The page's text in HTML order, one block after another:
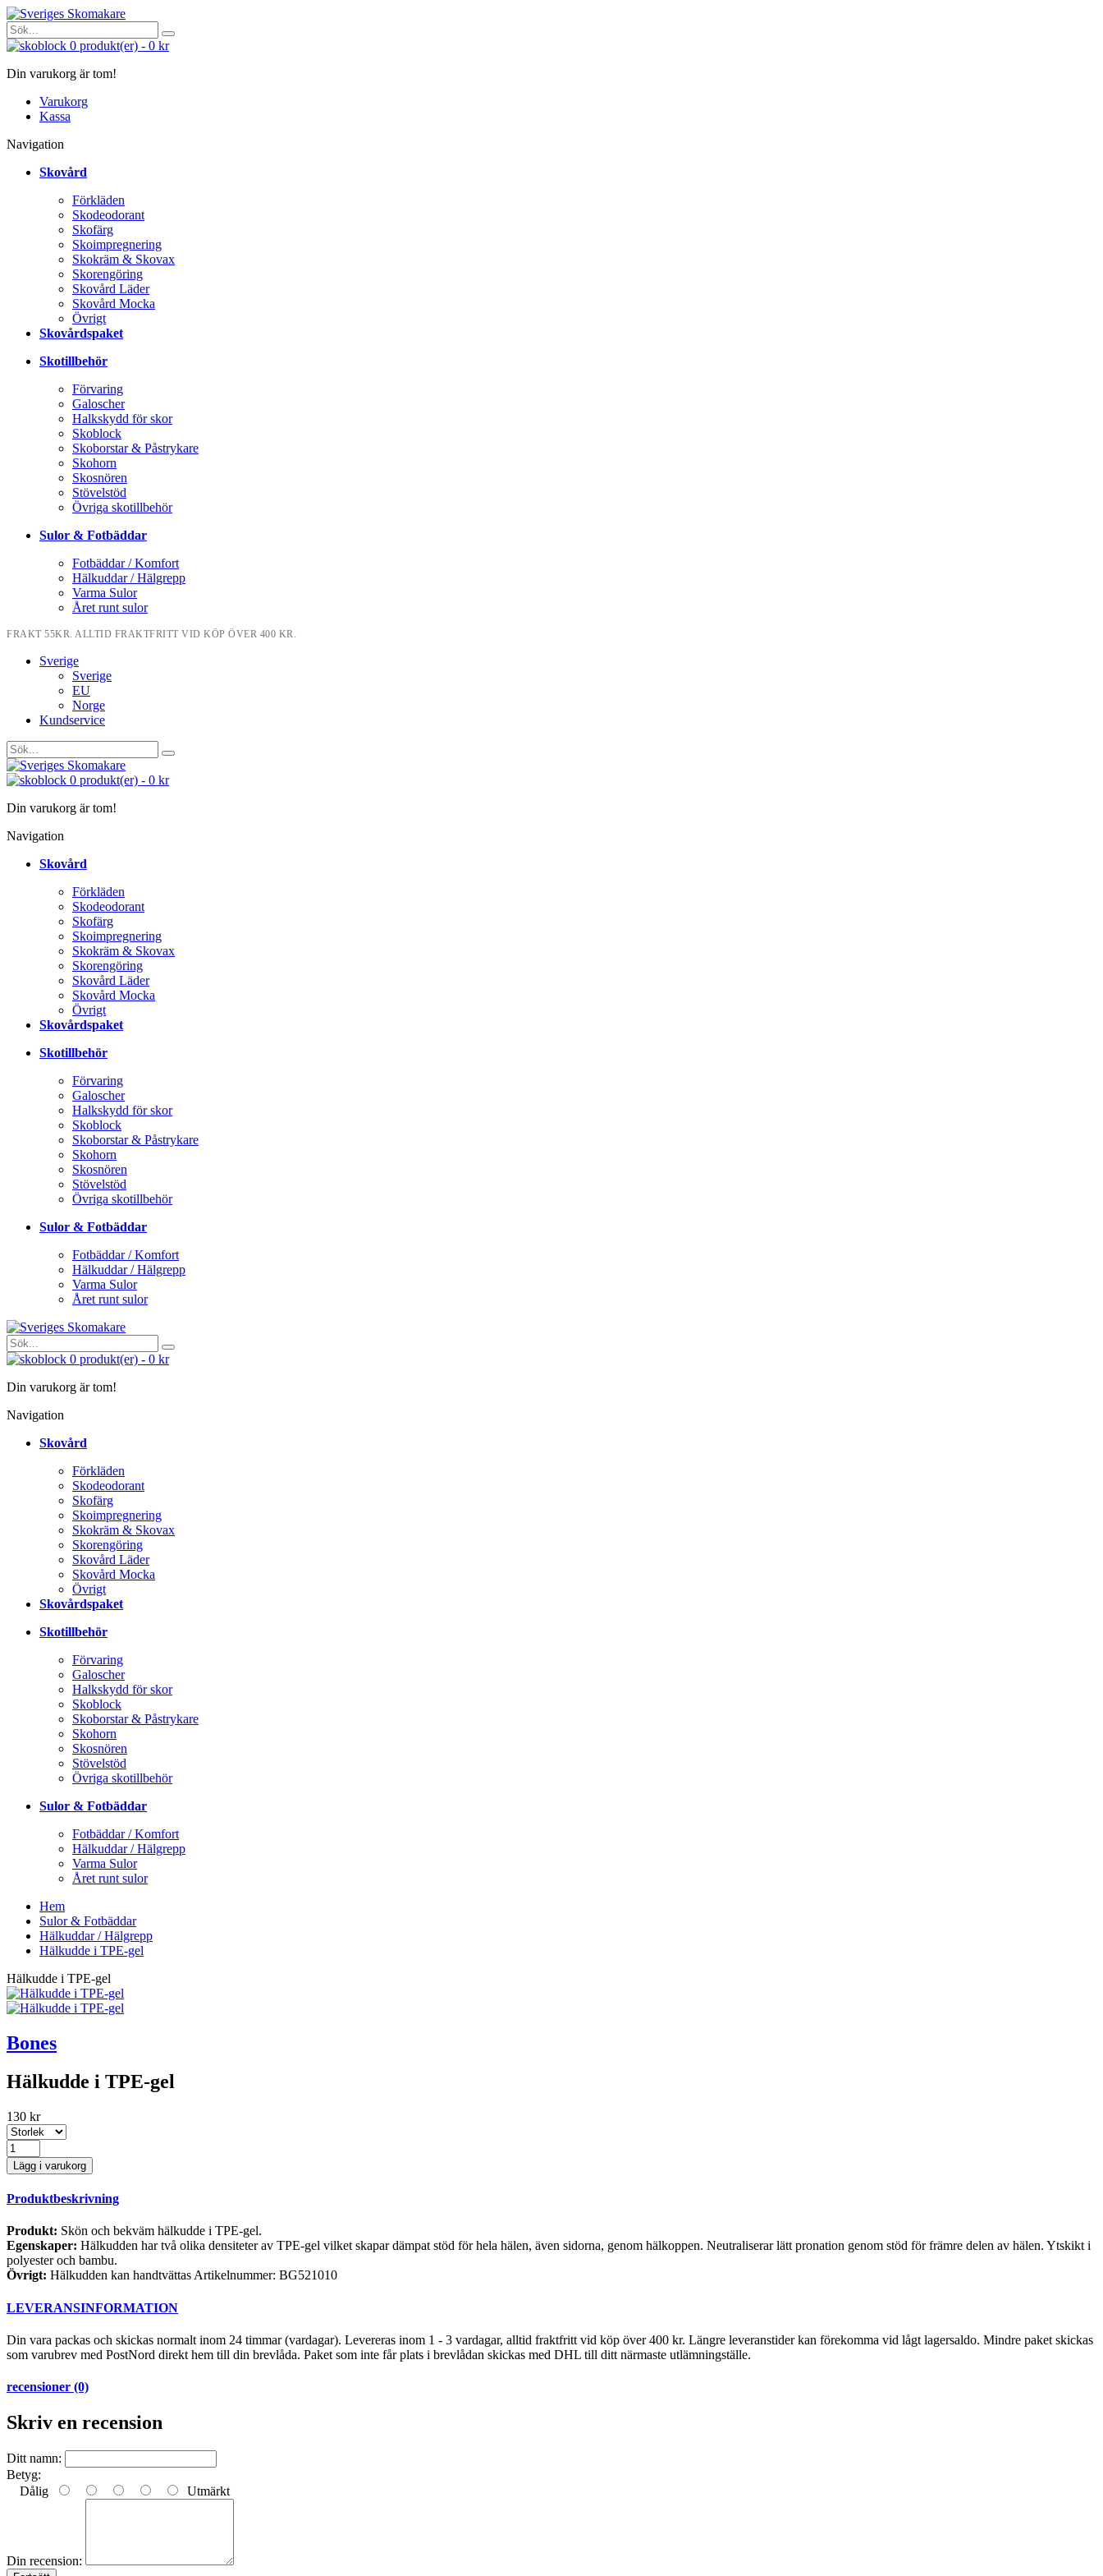
0 produkt(er) - 0 kr
Din varukorg är tom!
Varukorg
Kassa
Navigation
Skovård
Förkläden
Skodeodorant
Skofärg
Skoimpregnering
Skokräm & Skovax
Skorengöring
Skovård Läder
Skovård Mocka
Övrigt
Skovårdspaket
Skotillbehör
Förvaring
Galoscher
Halkskydd för skor
Skoblock
Skoborstar & Påstrykare
Skohorn
Skosnören
Stövelstöd
Övriga skotillbehör
Sulor & Fotbäddar
Fotbäddar / Komfort
Hälkuddar / Hälgrepp
Varma Sulor
Året runt sulor
FRAKT 55KR. ALLTID FRAKTFRITT VID KÖP ÖVER 400 KR.
Sverige
Sverige
EU
Norge
Kundservice
0 produkt(er) - 0 kr
Din varukorg är tom!
Navigation
Skovård
Förkläden
Skodeodorant
Skofärg
Skoimpregnering
Skokräm & Skovax
Skorengöring
Skovård Läder
Skovård Mocka
Övrigt
Skovårdspaket
Skotillbehör
Förvaring
Galoscher
Halkskydd för skor
Skoblock
Skoborstar & Påstrykare
Skohorn
Skosnören
Stövelstöd
Övriga skotillbehör
Sulor & Fotbäddar
Fotbäddar / Komfort
Hälkuddar / Hälgrepp
Varma Sulor
Året runt sulor
0 produkt(er) - 0 kr
Din varukorg är tom!
Navigation
Skovård
Förkläden
Skodeodorant
Skofärg
Skoimpregnering
Skokräm & Skovax
Skorengöring
Skovård Läder
Skovård Mocka
Övrigt
Skovårdspaket
Skotillbehör
Förvaring
Galoscher
Halkskydd för skor
Skoblock
Skoborstar & Påstrykare
Skohorn
Skosnören
Stövelstöd
Övriga skotillbehör
Sulor & Fotbäddar
Fotbäddar / Komfort
Hälkuddar / Hälgrepp
Varma Sulor
Året runt sulor
Hem
Sulor & Fotbäddar
Hälkuddar / Hälgrepp
Hälkudde i TPE-gel
Hälkudde i TPE-gel
Bones
Hälkudde i TPE-gel
130 kr
Produktbeskrivning
Produkt: Skön och bekväm hälkudde i TPE-gel.
Egenskaper: Hälkudden har två olika densiteter av TPE-gel vilket skapar dämpat stöd för hela hälen, även sidorna, genom hälkoppen. Neutraliserar lätt pronation genom stöd för främre delen av hälen. Ytskikt i
polyester och bambu.
Övrigt: Hälkudden kan handtvättas Artikelnummer: BG521010
LEVERANSINFORMATION
Din vara packas och skickas normalt inom 24 timmar (vardagar). Levereras inom 1 - 3 vardagar, alltid fraktfritt vid köp över 400 kr. Längre leveranstider kan förekomma vid lågt lagersaldo. Mindre paket skickas
som varubrev med PostNord direkt hem till din brevlåda. Paket som inte får plats i brevlådan skickas med DHL till ditt närmaste utlämningställe.
recensioner (0)
Skriv en recension
Ditt namn:
Betyg:
Dålig
Utmärkt
Din recension: